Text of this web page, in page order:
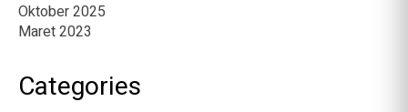
Oktober 2025
Maret 2023
Categories